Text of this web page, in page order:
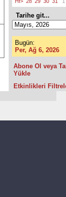
Tarihe git...
Bugün:
Per, Ağ 6, 2026
Abone Ol veya
Yükle
Etkinlikleri